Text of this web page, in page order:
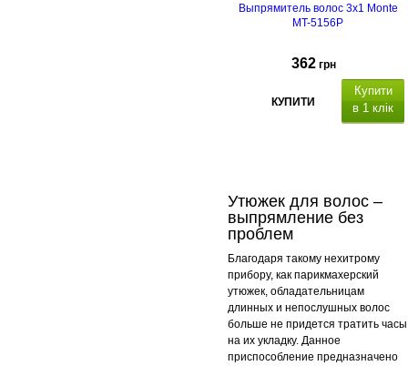
Выпрямитель волос 3х1 Monte
MT-5156P
362 грн
КУПИТИ
Купити
в 1 клік
Утюжек для волос –
выпрямление без
проблем
Благодаря такому нехитрому
прибору, как парикмахерский
утюжек, обладательницам
длинных и непослушных волос
больше не придется тратить часы
на их укладку. Данное
приспособление предназначено